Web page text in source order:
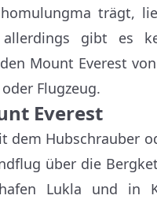
trägt,
gibt es
Mount Everest
Flugzeug.
Everest
Hubschrauber
über die
Lukla und in